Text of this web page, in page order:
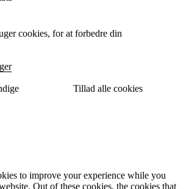
cookies, for at forbedre din
Tillad alle cookies
to improve your experience while you
Out of these cookies, the cookies that